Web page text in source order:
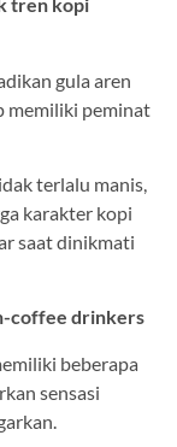
gula aren
memiliki peminat
terlalu manis,
karakter kopi
saat dinikmati
coffee drinkers
beberapa
sensasi